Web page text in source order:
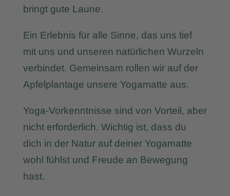
bringt gute Laune.
Ein Erlebnis für alle Sinne, das uns tief
mit uns und unseren natürlichen Wurzeln
verbindet. Gemeinsam rollen wir auf der
Apfelplantage unsere Yogamatte aus.
Yoga-Vorkenntnisse sind von Vorteil, aber
nicht erforderlich. Wichtig ist, dass du
dich in der Natur auf deiner Yogamatte
wohl fühlst und Freude an Bewegung
hast.